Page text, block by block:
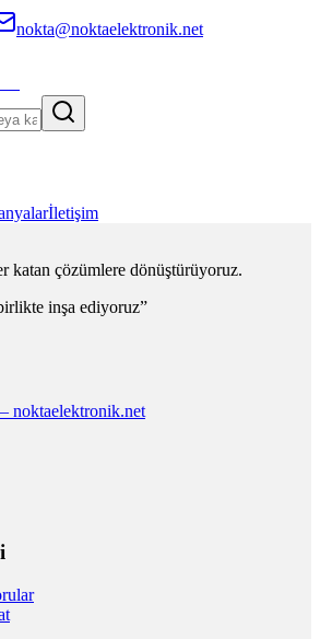
nokta@noktaelektronik.net
İletişim
katan çözümlere dönüştürüyoruz.
inşa ediyoruz”
noktaelektronik.net